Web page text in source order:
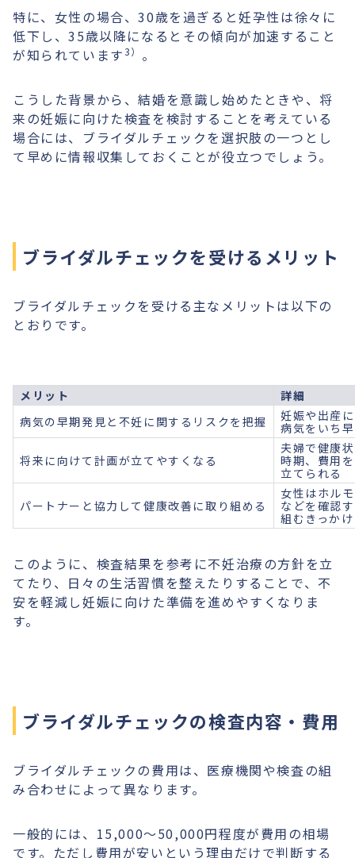
特に、女性の場合、30歳を過ぎると妊孕性は徐々に
低下し、35歳以降になるとその傾向が加速すること
が知られています3） 。
こうした背景から、結婚を意識し始めたときや、将
来の妊娠に向けた検査を検討することを考えている
場合には、ブライダルチェックを選択肢の一つとし
て早めに情報収集しておくことが役立つでしょう。
ブライダルチェックを受けるメリット
ブライダルチェックを受ける主なメリットは以下の
とおりです。
メリット
詳細
病気の早期発見と不妊に関するリスクを把握
妊娠や出産
病気をいち
将来に向けて計画が立てやすくなる
夫婦で健康
時期、費用
立てられる
パートナーと協力して健康改善に取り組める
女性はホル
などを確認
組むきっか
このように、検査結果を参考に不妊治療の方針を立
てたり、日々の生活習慣を整えたりすることで、不
安を軽減し妊娠に向けた準備を進めやすくなりま
す。
ブライダルチェックの検査内容・費用
ブライダルチェックの費用は、医療機関や検査の組
み合わせによって異なります。
一般的には、15,000～50,000円程度が費用の相場
です。ただし費用が安いという理由だけで判断する